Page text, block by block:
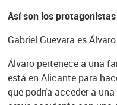
Así son los protagonistas
Gabriel Guevara es Álvaro
Álvaro pertenece a una
está en Alicante para
que podría acceder a